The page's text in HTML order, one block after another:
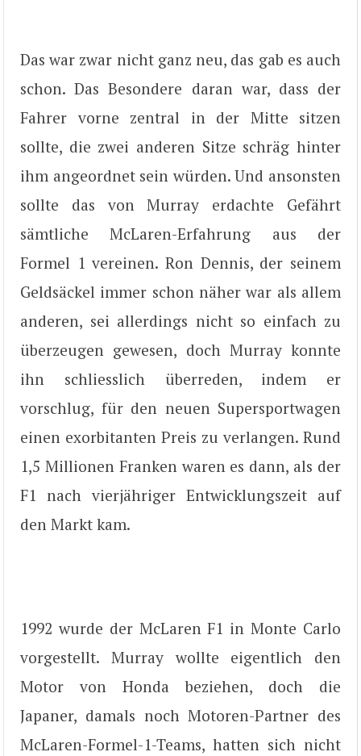
Das war zwar nicht ganz neu, das gab es auch
schon. Das Besondere daran war, dass der
Fahrer vorne zentral in der Mitte sitzen
sollte, die zwei anderen Sitze schräg hinter
ihm angeordnet sein würden. Und ansonsten
sollte das von Murray erdachte Gefährt
sämtliche McLaren-Erfahrung aus der
Formel 1 vereinen. Ron Dennis, der seinem
Geldsäckel immer schon näher war als allem
anderen, sei allerdings nicht so einfach zu
überzeugen gewesen, doch Murray konnte
ihn schliesslich überreden, indem er
vorschlug, für den neuen Supersportwagen
einen exorbitanten Preis zu verlangen. Rund
1,5 Millionen Franken waren es dann, als der
F1 nach vierjähriger Entwicklungszeit auf
den Markt kam.
1992 wurde der McLaren F1 in Monte Carlo
vorgestellt. Murray wollte eigentlich den
Motor von Honda beziehen, doch die
Japaner, damals noch Motoren-Partner des
McLaren-Formel-1-Teams, hatten sich nicht